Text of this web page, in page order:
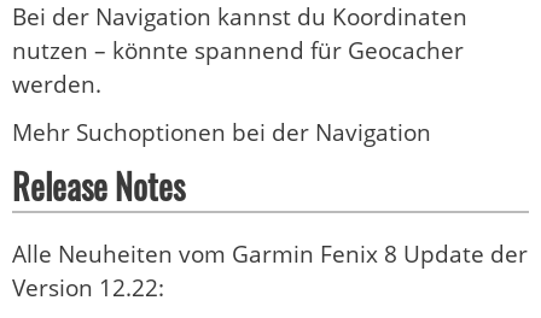
Bei der Navigation kannst du Koordinaten
nutzen – könnte spannend für Geocacher
werden.
Mehr Suchoptionen bei der Navigation
Release Notes
Alle Neuheiten vom Garmin Fenix 8 Update der
Version 12.22: